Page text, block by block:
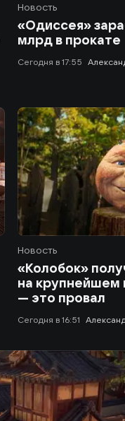
Новость
«Одиссея»
млрд в прокате
сегодня в 17:55
Новость
«Колобок»
на крупнейшем
— это провал
сегодня в 16:51